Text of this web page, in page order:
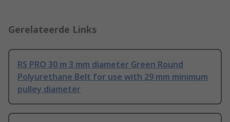
Gerelateerde Links
RS PRO 30 m 3 mm diameter Green Round
Polyurethane Belt for use with 29 mm minimum
pulley diameter